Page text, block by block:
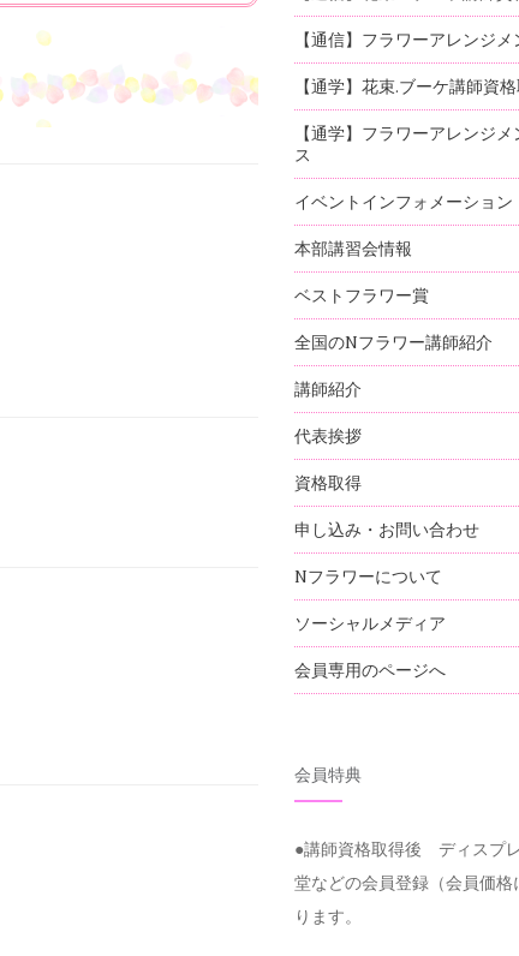
【通信】フラワーアレンジ
【通学】花束.ブーケ講師資
【通学】フラワーアレンジ
ス
イベントインフォメーション
本部講習会情報
ベストフラワー賞
全国のNフラワー講師紹介
講師紹介
代表挨拶
資格取得
申し込み・お問い合わせ
Nフラワーについて
ソーシャルメディア
会員専用のページへ
会員特典
●講師資格取得後 ディスプ
堂などの会員登録（会員価
ります。